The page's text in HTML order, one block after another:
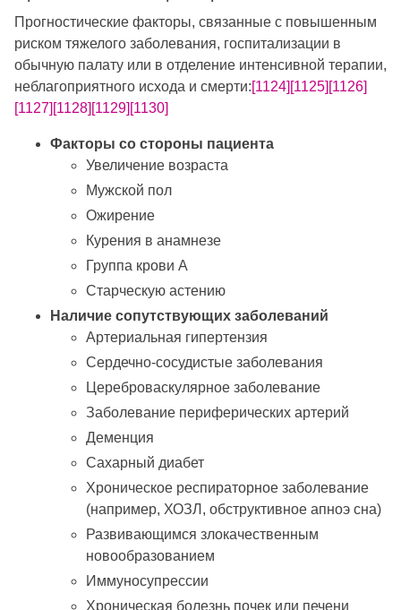
Прогностические факторы, связанные с повышенным
риском тяжелого заболевания, госпитализации в
обычную палату или в отделение интенсивной терапии,
неблагоприятного исхода и смерти:[1124] [1125] [1126]
[1127] [1128] [1129] [1130]
Факторы со стороны пациента
Увеличение возраста
Мужской пол
Ожирение
Курения в анамнезе
Группа крови А
Старческую астению
Наличие сопутствующих заболеваний
Артериальная гипертензия
Сердечно-сосудистые заболевания
Цереброваскулярное заболевание
Заболевание периферических артерий
Деменция
Сахарный диабет
Хроническое респираторное заболевание
(например, ХОЗЛ, обструктивное апноэ сна)
Развивающимся злокачественным
новообразованием
Иммуносупрессии
Хроническая болезнь почек или печени